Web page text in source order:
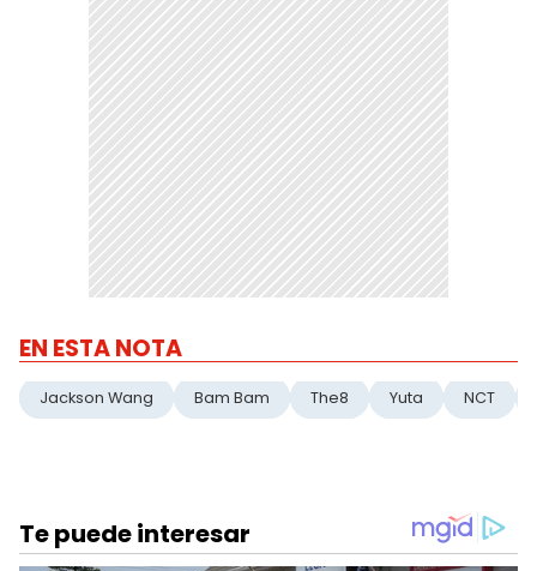
EN ESTA NOTA
Jackson Wang Bam Bam The8 Yuta NCT